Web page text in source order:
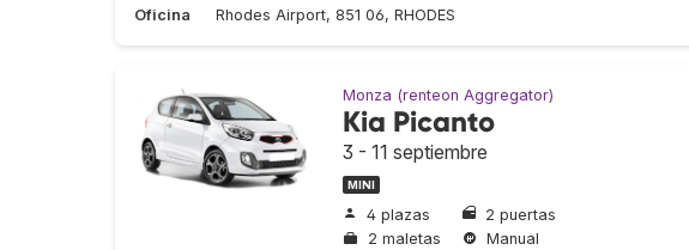
Oficina Rhodes Airport, 851 06, RHODES
Monza (renteon Aggregator)
Kia Picanto
3 - 11 septiembre
MINI
4 plazas
2 puertas
2 maletas
Manual